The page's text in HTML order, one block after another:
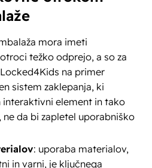
mora imeti
težko odprejo, a so za
na primer
sistem zaklepanja, ki
element in tako
da bi zapletel uporabniško
: uporaba materialov,
in varni, je ključnega